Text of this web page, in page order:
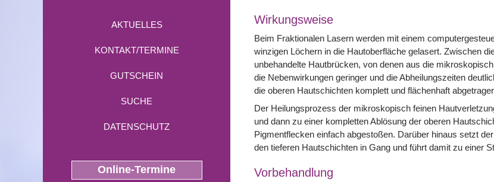
AKTUELLES
KONTAKT/TERMINE
GUTSCHEIN
SUCHE
DATENSCHUTZ
Online-Termine
Wirkungsweise
Beim Fraktionalen Lasern werden mit einem
winzigen Löchern in die Hautoberfläche gelasert. Zwischen
unbehandelte Hautbrücken, von denen aus die
die Nebenwirkungen geringer und die Abheilungszeiten
die oberen Hautschichten komplett und flächenhaft
Der Heilungsprozess der mikroskopisch feinen
und dann zu einer kompletten Ablösung der oberen
Pigmentflecken einfach abgestoßen. Darüber hinaus setzt
den tieferen Hautschichten in Gang und führt damit zu einer
Vorbehandlung